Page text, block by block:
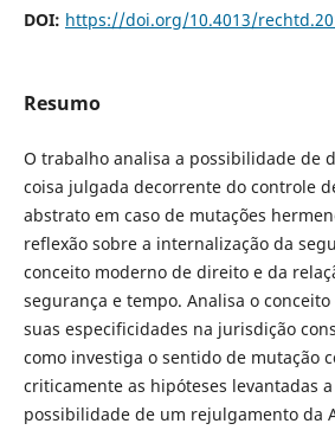
DOI: https://doi.org/10.4013/
Resumo
O trabalho analisa a possibilidade de
coisa julgada decorrente do controle
abstrato em caso de mutações
reflexão sobre a internalização da
conceito moderno de direito e da
segurança e tempo. Analisa o
suas especificidades na jurisdição
como investiga o sentido de mutação
criticamente as hipóteses levantadas
possibilidade de um rejulgamento da